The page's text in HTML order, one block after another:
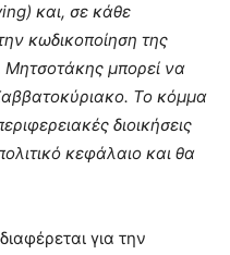
και, σε κάθε
κωδικοποίηση της
μπορεί να
Το κόμμα
διοικήσεις
κεφάλαιο και θα
για την